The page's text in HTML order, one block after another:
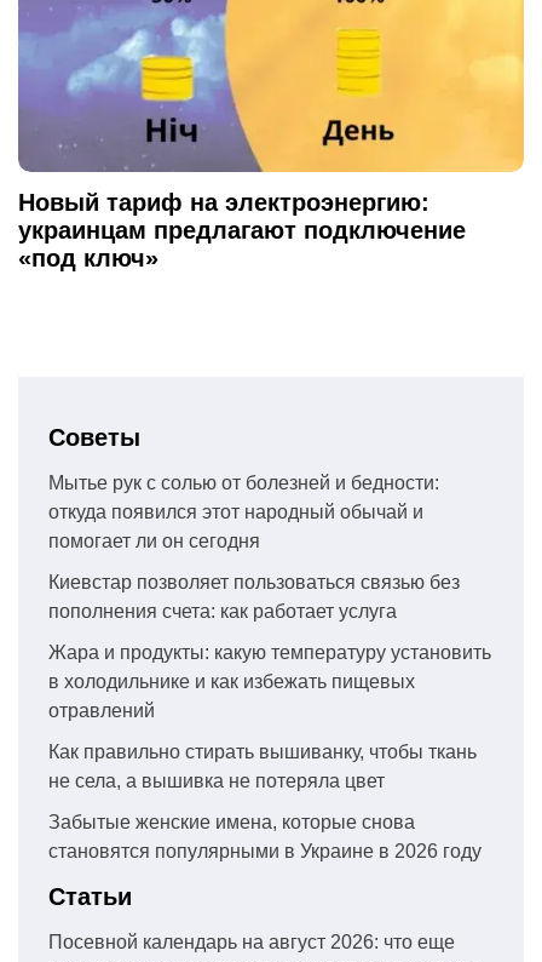
Новый тариф на электроэнергию:
украинцам предлагают подключение
«под ключ»
Советы
Мытье рук с солью от болезней и бедности:
откуда появился этот народный обычай и
помогает ли он сегодня
Киевстар позволяет пользоваться связью без
пополнения счета: как работает услуга
Жара и продукты: какую температуру установить
в холодильнике и как избежать пищевых
отравлений
Как правильно стирать вышиванку, чтобы ткань
не села, а вышивка не потеряла цвет
Забытые женские имена, которые снова
становятся популярными в Украине в 2026 году
Статьи
Посевной календарь на август 2026: что еще